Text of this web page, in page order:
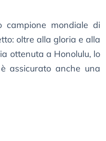
campione mondiale di
oltre alla gloria e alla
ottenuta a Honolulu, lo
assicurato anche una